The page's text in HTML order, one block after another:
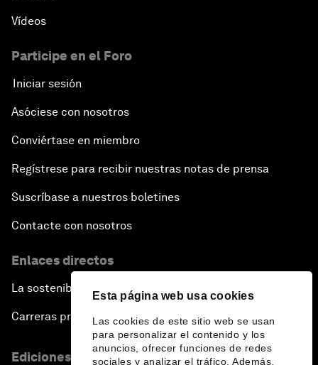
Esta página web usa cookies
Las cookies de este sitio web se usan
para personalizar el contenido y los
anuncios, ofrecer funciones de redes
sociales y analizar el tráfico. Además,
Vídeos
Participe en el Foro
Iniciar sesión
Asóciese con nosotros
Conviértase en miembro
Regístrese para recibir nuestras notas de prensa
Suscríbase a nuestros boletines
Contacte con nosotros
Enlaces directos
La sostenibilidad en el Foro
Carreras profesionales
Ediciones en otros idiomas